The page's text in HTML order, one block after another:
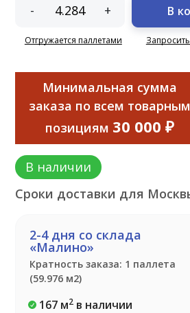
- +
Отгружается паллетами
В
Минимальная сумма
заказа по всем товарным
позициям 30 000 ₽
В наличии
Сроки доставки для
2-4 дня со склада
«Малино»
Кратность заказа: 1 паллета
(59.976 м2)
167 м2в наличии